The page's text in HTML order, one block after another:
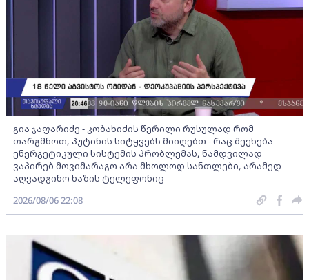
გია ჯაფარიძე - კობახიძის წერილი რუსულად რომ
თარგმნოთ, პუტინის სიტყვებს მიიღებთ - რაც შეეხება
ენერგეტიკული სისტემის პრობლემას, ნამდვილად
ვაპირებ მოვიმარაგო არა მხოლოდ სანთლები, არამედ
აღვადგინო ხაზის ტელეფონიც
2026/08/06 22:08